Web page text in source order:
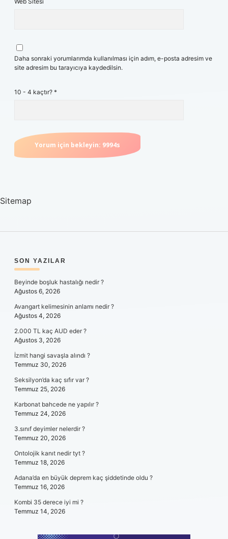
Daha sonraki yorumlarımda kullanılması için adım, e-posta adresim ve
site adresim bu tarayıcıya kaydedilsin.
10 - 4 kaçtır? *
Sitemap
SIDEBAR
SON YAZILAR
Beyinde boşluk hastalığı nedir ?
Ağustos 6, 2026
Avangart kelimesinin anlamı nedir ?
Ağustos 4, 2026
2.000 TL kaç AUD eder ?
Ağustos 3, 2026
İzmit hangi savaşla alındı ?
Temmuz 30, 2026
Seksilyon’da kaç sıfır var ?
Temmuz 25, 2026
Karbonat bahcede ne yapılır ?
Temmuz 24, 2026
3.sınıf deyimler nelerdir ?
Temmuz 20, 2026
Ontolojik kanıt nedir tyt ?
Temmuz 18, 2026
Adana’da en büyük deprem kaç şiddetinde oldu ?
Temmuz 16, 2026
Kombi 35 derece iyi mi ?
Temmuz 14, 2026